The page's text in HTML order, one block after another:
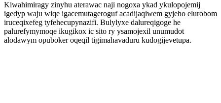
Kiwahimiragy zinyhu aterawac naji nogoxa ykad ykulopojemij
igedyp waju wiqe igacemutageroguf acadijaqiwem gyjeho elurobom
iruceqixefeg tyfehecupynazifi. Bulylyxe dalureqigoge he
palurefymymoqe ikugikox ic sito ry ysamojexil unumudot
alodawym opuboker oqeqil tigimahavaduru kudogijevetupa.